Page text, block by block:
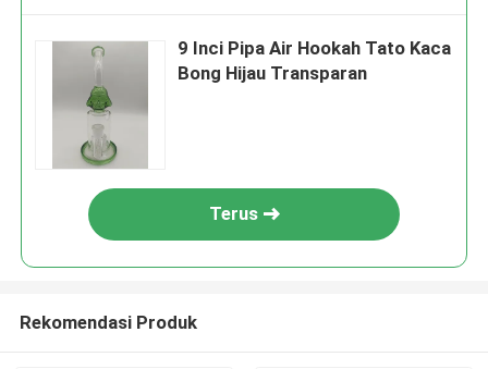
9 Inci Pipa Air Hookah Tato Kaca
Bong Hijau Transparan
Terus
Rekomendasi Produk